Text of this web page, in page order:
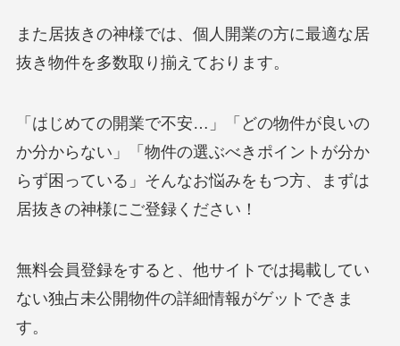
また居抜きの神様では、個人開業の方に最適な居
抜き物件を多数取り揃えております。
「はじめての開業で不安…」「どの物件が良いの
か分からない」「物件の選ぶべきポイントが分か
らず困っている」そんなお悩みをもつ方、まずは
居抜きの神様にご登録ください！
無料会員登録をすると、他サイトでは掲載してい
ない独占未公開物件の詳細情報がゲットできま
す。